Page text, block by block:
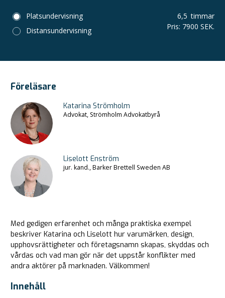
Platsundervisning
Distansundervisning
6,5 timmar
Pris: 7900 SEK.
Föreläsare
Katarina Strömholm
Advokat, Strömholm Advokatbyrå
Liselott Enström
jur. kand., Barker Brettell Sweden AB
Med gedigen erfarenhet och många praktiska exempel
beskriver Katarina och Liselott hur varumärken, design,
upphovsrättigheter och företagsnamn skapas, skyddas och
vårdas och vad man gör när det uppstår konflikter med
andra aktörer på marknaden. Välkommen!
Innehåll